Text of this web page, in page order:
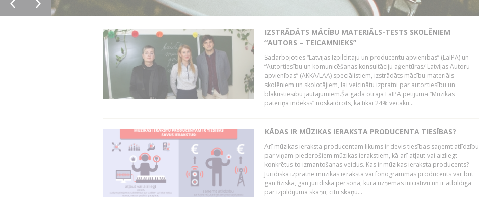
IZSTRĀDĀTS MĀCĪBU MATERIĀLS-TESTS SKOLĒNIEM
“AUTORS – TEICAMNIEKS”
Sadarbojoties “Latvijas Izpildītāju un producentu apvienības” (LaIPA) un
“Autortiesību un komunicēšanas konsultāciju aģentūras/ Latvijas Autoru
apvienības” (AKKA/LAA) speciālistiem, izstrādāts mācību materiāls
skolēniem un skolotājiem, lai veicinātu izpratni par autortiesību un
blakustiesību jautājumiem.Šā gada otrajā LaIPA pētījumā “Mūzikas
patēriņa indekss” noskaidrots, ka tikai 24% vecāku...
KĀDAS IR MŪZIKAS IERAKSTA PRODUCENTA TIESĪBAS?
Arī mūzikas ieraksta producentam likums ir devis tiesības saņemt atlīdzību
par viņam piederošiem mūzikas ierakstiem, kā arī atļaut vai aizliegt
konkrētus to izmantošanas veidus. Kas ir mūzikas ieraksta producents?
Juridiskā izpratnē mūzikas ieraksta vai fonogrammas producents var būt
gan fiziska, gan juridiska persona, kura uzņemas iniciatīvu un ir atbildīga
par izpildījuma skaņu, citu skaņu...